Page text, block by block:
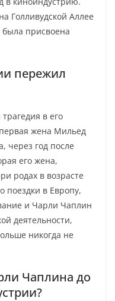
Голливудской Аллее
присвоена
пережил
в его
жена Мильед
через год после
его жена,
родах в возрасте
поездки в Европу,
и Чарли Чаплин
деятельности,
никогда не
Чаплина до